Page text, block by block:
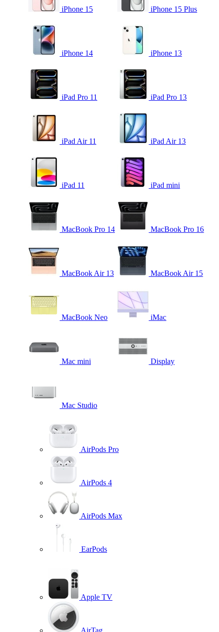
iPhone 15 iPhone 15 Plus
iPhone 14 iPhone 13
iPad Pro 11 iPad Pro 13
iPad Air 11 iPad Air 13
iPad 11 iPad mini
MacBook Pro 14 MacBook Pro 16
MacBook Air 13 MacBook Air 15
MacBook Neo iMac
Mac mini Display
Mac Studio
AirPods Pro
AirPods 4
AirPods Max
EarPods
Apple TV